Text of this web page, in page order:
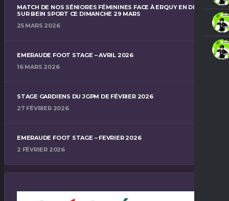
MATCH DE NOS SÉNIORES FÉMININES FACE À ERQUY EN DIRECT
SUR BEIN SPORT CE DIMANCHE 29 MARS
25 MARS 2026
EMERAUDE FOOT STAGE – AVRIL 2026
16 MARS 2026
STAGE GARDIENS DU JGPM DE FÉVRIER 2026
27 FÉVRIER 2026
EMERAUDE FOOT STAGE – FEVRIER 2026
2 FÉVRIER 2026